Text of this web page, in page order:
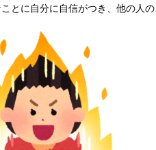
とに自分に自信がつき、他の人の